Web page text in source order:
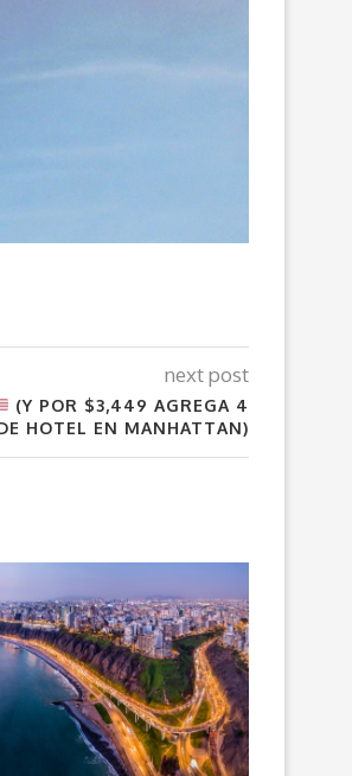
next post
(Y POR $3,449 AGREGA 4
HOTEL EN MANHATTAN)